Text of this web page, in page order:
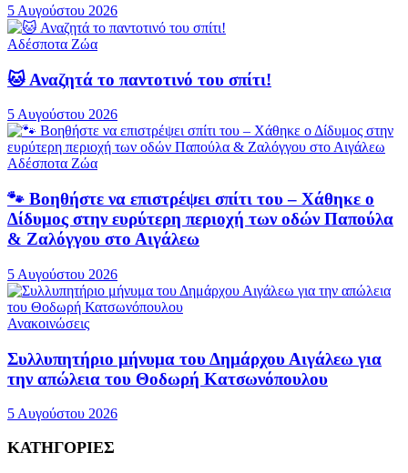
5 Αυγούστου 2026
Αδέσποτα Ζώα
🐱 Αναζητά το παντοτινό του σπίτι!
5 Αυγούστου 2026
Αδέσποτα Ζώα
🐾 Βοηθήστε να επιστρέψει σπίτι του – Χάθηκε ο
Δίδυμος στην ευρύτερη περιοχή των οδών Παπούλα
& Ζαλόγγου στο Αιγάλεω
5 Αυγούστου 2026
Ανακοινώσεις
Συλλυπητήριο μήνυμα του Δημάρχου Αιγάλεω για
την απώλεια του Θοδωρή Κατσωνόπουλου
5 Αυγούστου 2026
ΚΑΤΗΓΟΡΙΕΣ